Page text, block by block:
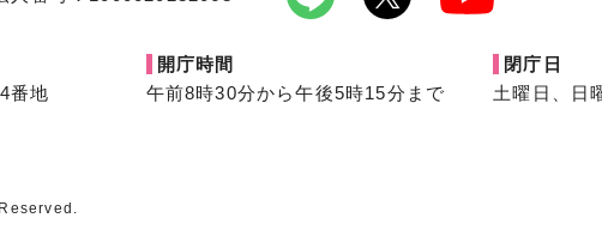
番地
開庁時間
午前8時30分から午後5時15分まで
閉庁日
土曜日、日